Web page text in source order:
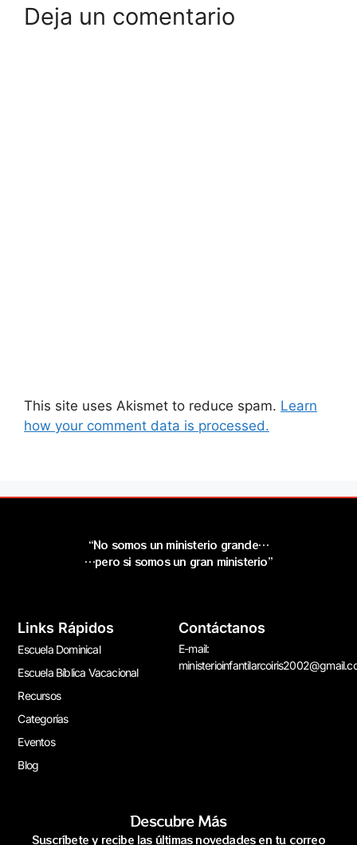
Deja un comentario
This site uses Akismet to reduce spam. Learn
how your comment data is processed.
“No somos un ministerio grande…
…pero si somos un gran ministerio”
Links Rápidos
Escuela Dominical
Escuela Bíblica Vacacional
Recursos
Categorías
Eventos
Blog
Contáctanos
E-mail:
Descubre Más
Suscríbete y recibe las últimas novedades en tu correo